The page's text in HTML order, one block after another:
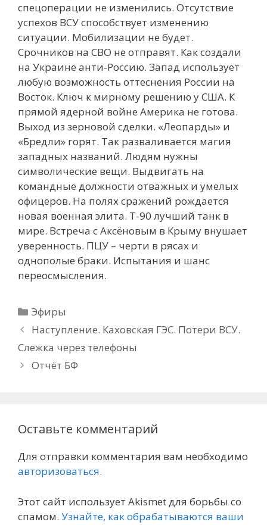
спецоперации не изменились. Отсутствие
успехов ВСУ способствует изменению
ситуации. Мобилизации не будет.
Срочников на СВО не отправят. Как создали
на Украине анти-Россию. Запад использует
любую возможность оттеснения России на
Восток. Ключ к мирному решению у США. К
прямой ядерной войне Америка не готова.
Выход из зерновой сделки. «Леопарды» и
«Бредли» горят. Так разваливается магия
западных названий. Людям нужны
символические вещи. Выдвигать на
командные должности отважных и умелых
офицеров. На полях сражений рождается
новая военная элита. Т-90 лучший танк в
мире. Встреча с Аксёновым в Крыму внушает
уверенность. ПЦУ – черти в рясах и
однополые браки. Испытания и шанс
переосмысления.
Рубрики
Эфиры
Наступление. Каховская ГЭС. Потери ВСУ.
Слежка через телефоны
Отчёт БФ
Оставьте комментарий
Для отправки комментария вам необходимо
авторизоваться.
Этот сайт использует Akismet для борьбы со
спамом. Узнайте, как обрабатываются ваши